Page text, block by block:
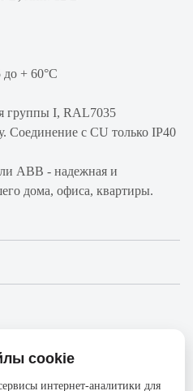
до + 60°С
группы I, RAL7035
Соединение с CU только IP40
ABB - надежная и
дома, офиса, квартиры.
могут отличаться от реального
cookie
интернет-аналитики для